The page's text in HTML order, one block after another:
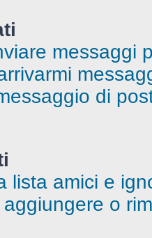
messaggi
di
lista amici e
o